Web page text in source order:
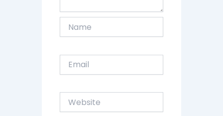
Website